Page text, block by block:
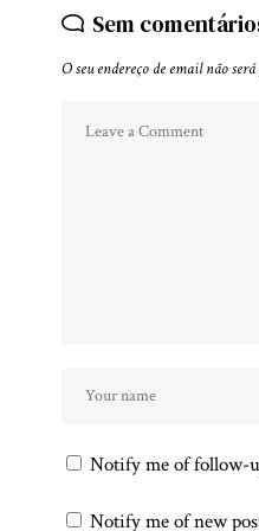
Sem
O seu endereço de email não
Notify me of follow-
Notify me of new